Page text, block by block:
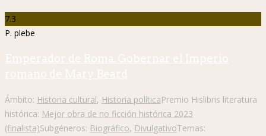
7.3
P. plebe
Emperador de Roma. Gobernar el Imperio
romano de Mary Beard
Ámbito: Historia cultural, Historia políticaPremio Hislibris literatura
histórica: Mejor obra de no ficción histórica 2023
(finalista)Subgéneros: Biográfico, DivulgativoTemas: